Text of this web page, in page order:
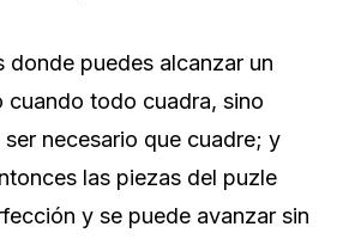
donde puedes alcanzar un
cuando todo cuadra, sino
necesario que cuadre; y
las piezas del puzle
y se puede avanzar sin